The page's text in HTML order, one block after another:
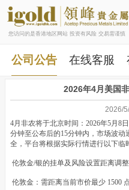
您访问的是香港地区网站 投资有风险 交易需谨慎
公司公告 在线客服
2026年4月美国
2026/
4月非农将于北京时间：2026年5月8
分钟至公布后的15分钟内，市场波
全，平台将根据实际行情进行以下临
伦敦金/银的挂单及风险设置距离调整
伦敦金：需距离当前市价最少 1500